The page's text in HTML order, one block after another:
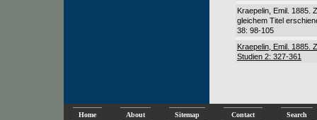
Kraepelin, Emil. 1885.
gleichem Titel
38: 98-105
Kraepelin, Emil. 1885.
Studien 2: 327-361
Home About Sitemap Contact Search